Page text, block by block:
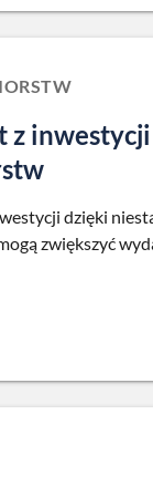
z
dzięki
zwiększyć